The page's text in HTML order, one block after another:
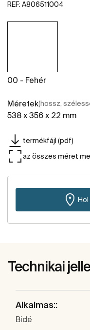
REF: A806511004
00 - Fehér
Méretek(hossz,
538 x 356 x 22 mm
termékfájl (pdf)
az összes méret
Technikai
Alkalmas::
Bidé